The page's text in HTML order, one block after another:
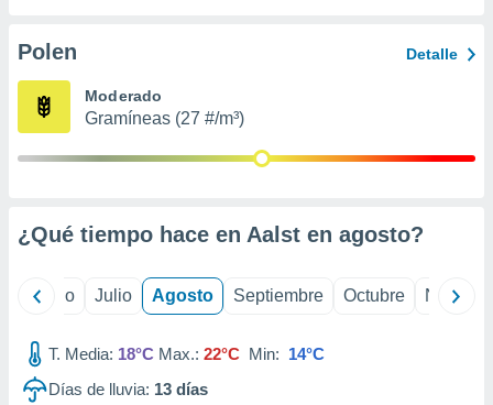
e
mediante
de
Polen Detalle
Moderado
Gramíneas (27 #/m³)
¿Qué tiempo hace en Aalst en agosto?
Junio Julio Agosto Septiembre Octubre
T. Media: 18°C Max.: 22°C Min: 14°C
Días de lluvia: 13 días